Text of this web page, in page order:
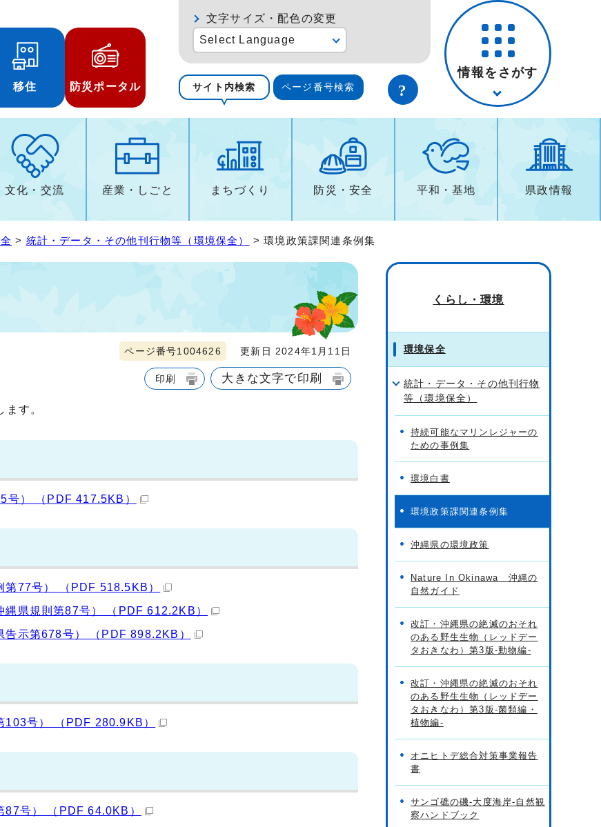
移住 防災ポータル
文字サイズ・配色の変更
Select Language
サイト内検索 ページ番号検索
情報をさがす
文化・交流 産業・しごと まちづくり 防災・安全 平和・基地 県政情報
> 統計・データ・その他刊行物等（環境保全） > 環境政策課関連条例集
ページ番号1004626 更新日 2024年1月11日
印刷 大きな文字で印刷
す。
号） （PDF 417.5KB）
第77号） （PDF 518.5KB）
県規則第87号） （PDF 612.2KB）
示第678号） （PDF 898.2KB）
103号） （PDF 280.9KB）
87号） （PDF 64.0KB）
くらし・環境
環境保全
統計・データ・その他刊行物
等（環境保全）
持続可能なマリンレジャーの
ための事例集
環境白書
環境政策課関連条例集
沖縄県の環境政策
Nature In Okinawa 沖縄の
自然ガイド
改訂・沖縄県の絶滅のおそれ
のある野生生物（レッドデー
タおきなわ）第3版-動物編-
改訂・沖縄県の絶滅のおそれ
のある野生生物（レッドデー
タおきなわ）第3版-菌類編・
植物編-
オニヒトデ総合対策事業報告
書
サンゴ礁の磯-大度海岸-自然観
察ハンドブック